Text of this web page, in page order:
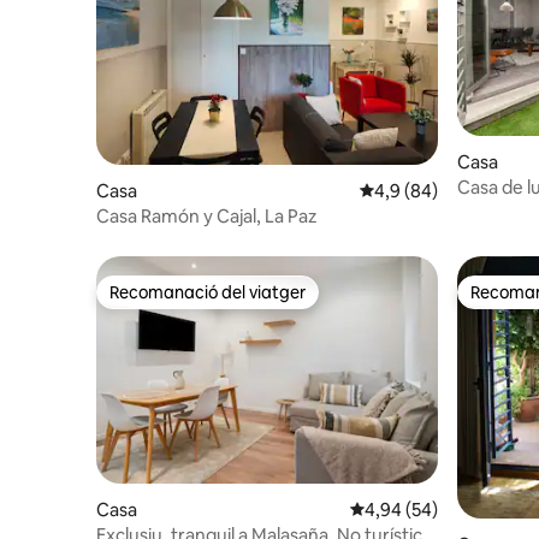
Casa 4,9 de puntuació
4,9 (84)
Casa Ramón y Cajal, La Paz
Casa
Casa de
Recomanació del viatger
Recomanació del viatger
Casa 4,94 de puntuació
4,94 (54)